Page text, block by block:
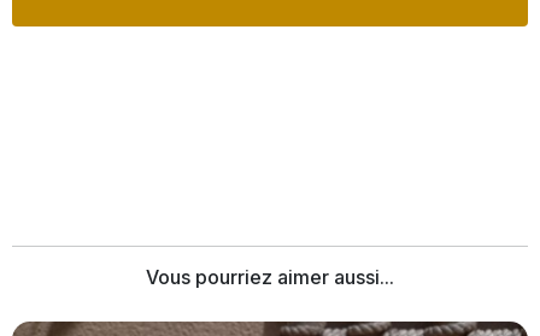
Vous pourriez aimer aussi...